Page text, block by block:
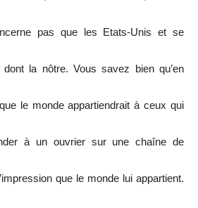
pas que les Etats-Unis et se
la nôtre. Vous savez bien qu’en
le monde appartiendrait à ceux qui
à un ouvrier sur une chaîne de
que le monde lui appartient.